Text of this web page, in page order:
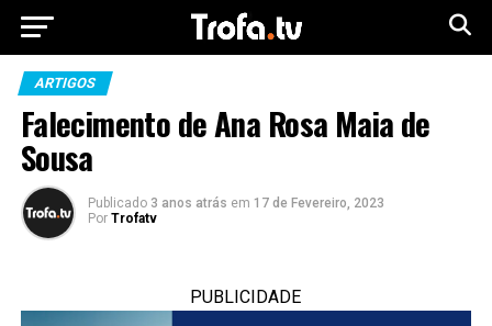
ARTIGOS
Falecimento de Ana Rosa Maia de
Sousa
Publicado 3 anos atrás em 17 de Fevereiro, 2023
Por Trofatv
PUBLICIDADE